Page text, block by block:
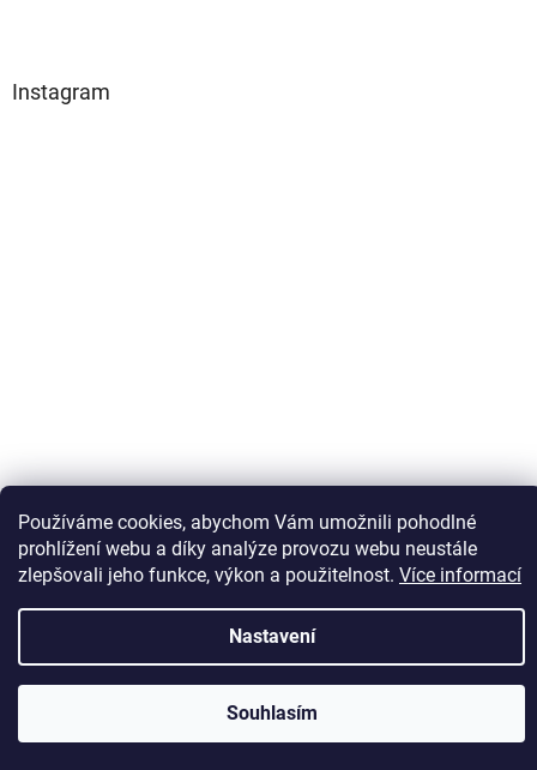
Používáme cookies, abychom Vám umožnili pohodlné
prohlížení webu a díky analýze provozu webu neustále
zlepšovali jeho funkce, výkon a použitelnost. Více informací
Nastavení
Souhlasím
Instagram
Sledovat na Instagramu
Copyright 2026Kaps comm. Všechna práva vyhrazena.